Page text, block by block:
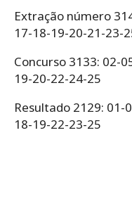
Extração número
17-18-19-20-21-23-
Concurso 3133: 02-
19-20-22-24-25
Resultado 2129:
18-19-22-23-25